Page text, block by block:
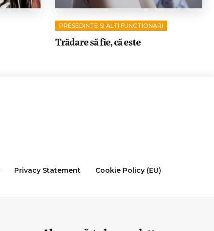
PRESEDINTE SI ALTI FUNCTIONARI
Trădare să fie, că este
Privacy Statement
Cookie Policy (EU)